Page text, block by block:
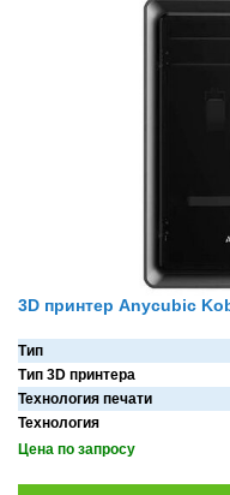
3D принтер Anycubic
Тип
Тип 3D принтера
Технология печати
Технология
Цена по запросу